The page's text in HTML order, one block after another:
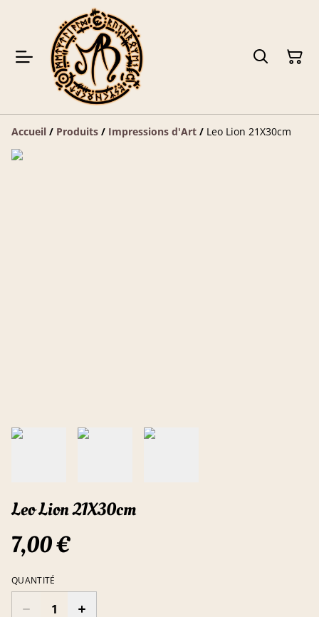
Accueil / Produits / Impressions d'Art / Leo Lion 21X30cm
Leo Lion 21X30cm
7,00 €
QUANTITÉ